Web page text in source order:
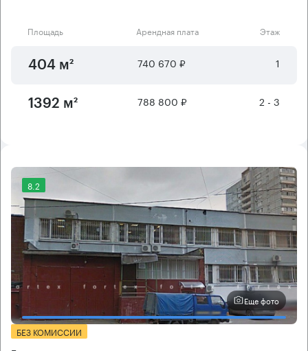
Площадь Арендная плата Этаж
404 м² 740 670 ₽ 1
1392 м² 788 800 ₽ 2 - 3
8.2
Еще фото
БЕЗ КОМИССИИ